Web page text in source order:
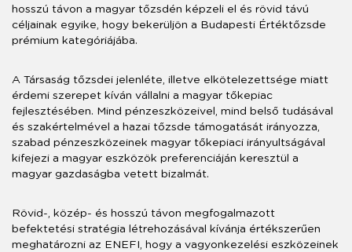
hosszú távon a magyar tőzsdén képzeli el és rövid távú
céljainak egyike, hogy bekerüljön a Budapesti Értéktőzsde
prémium kategóriájába.
A Társaság tőzsdei jelenléte, illetve elkötelezettsége miatt
érdemi szerepet kíván vállalni a magyar tőkepiac
fejlesztésében. Mind pénzeszközeivel, mind belső tudásával
és szakértelmével a hazai tőzsde támogatását irányozza,
szabad pénzeszközeinek magyar tőkepiaci irányultságával
kifejezi a magyar eszközök preferenciáján keresztül a
magyar gazdaságba vetett bizalmát.
Rövid-, közép- és hosszú távon megfogalmazott
befektetési stratégia létrehozásával kívánja értékszerűen
meghatározni az ENEFI, hogy a vagyonkezelési eszközeinek